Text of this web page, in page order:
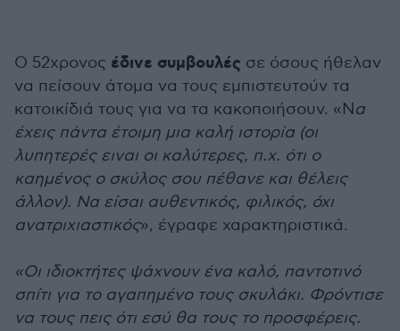
Ο 52χρονος έδινε συμβουλές σε όσους ήθελαν
να πείσουν άτομα να τους εμπιστευτούν τα
κατοικίδιά τους για να τα κακοποιήσουν. «Να
έχεις πάντα έτοιμη μια καλή ιστορία (οι
λυπητερές ειναι οι καλύτερες, π.χ. ότι ο
καημένος ο σκύλος σου πέθανε και θέλεις
άλλον). Να είσαι αυθεντικός, φιλικός, όχι
ανατριχιαστικός», έγραφε χαρακτηριστικά.
«Οι ιδιοκτήτες ψάχνουν ένα καλό, παντοτινό
σπίτι για το αγαπημένο τους σκυλάκι. Φρόντισε
να τους πεις ότι εσύ θα τους το προσφέρεις.